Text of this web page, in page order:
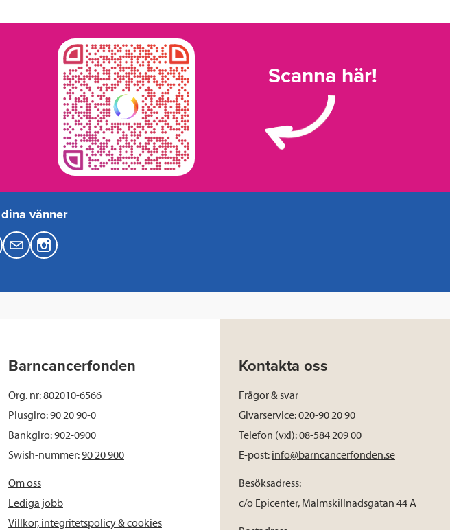
Scanna här!
vänner
M
Barncancerfonden
Org. nr: 802010-6566
Plusgiro: 90 20 90-0
Bankgiro: 902-0900
Swish-nummer:90 20 900
Om oss
Lediga jobb
Villkor, integritetspolicy & cookies
Kontakta oss
Frågor & svar
Givarservice: 020-90 20 90
Telefon (vxl): 08-584 209 00
E-post: info@barncancerfonden.se
Besöksadress:
c/o Epicenter, Malmskillnadsgatan 44 A